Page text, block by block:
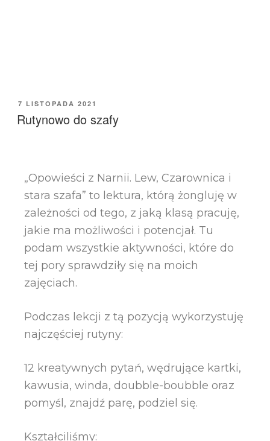
7 LISTOPADA 2021
Rutynowo do szafy
„Opowieści z Narnii. Lew, Czarownica i
stara szafa” to lektura, którą żongluję w
zależności od tego, z jaką klasą pracuję,
jakie ma możliwości i potencjał. Tu
podam wszystkie aktywności, które do
tej pory sprawdziły się na moich
zajęciach.
Podczas lekcji z tą pozycją wykorzystuję
najczęściej rutyny:
12 kreatywnych pytań, wędrujące kartki,
kawusia, winda, doubble-boubble oraz
pomyśl, znajdź parę, podziel się.
Kształciliśmy: